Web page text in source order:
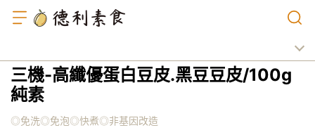
三機-高纖優蛋白豆皮.黑豆豆皮/100g
純素
◎免洗◎免泡◎快煮◎非基因改造